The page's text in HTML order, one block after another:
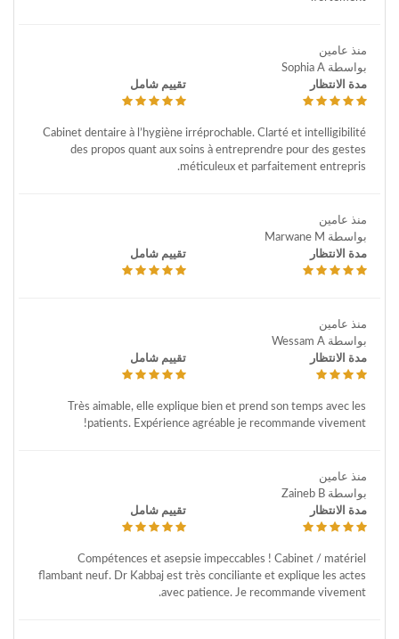
منذ عامين
بواسطة Sophia A
مدة الانتظار
تقييم شامل
Cabinet dentaire à l’hygiène irréprochable. Clarté et intelligibilité
des propos quant aux soins à entreprendre pour des gestes
méticuleux et parfaitement entrepris.
منذ عامين
بواسطة Marwane M
مدة الانتظار
تقييم شامل
منذ عامين
بواسطة Wessam A
مدة الانتظار
تقييم شامل
Très aimable, elle explique bien et prend son temps avec les
patients. Expérience agréable je recommande vivement!
منذ عامين
بواسطة Zaineb B
مدة الانتظار
تقييم شامل
Compétences et asepsie impeccables ! Cabinet / matériel
flambant neuf. Dr Kabbaj est très conciliante et explique les actes
avec patience. Je recommande vivement.